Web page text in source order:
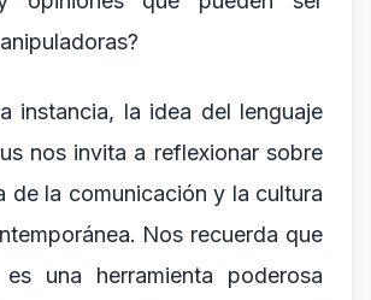
instancia, la idea del lenguaje
nos invita a reflexionar sobre
de la comunicación y la cultura
Nos recuerda que
una herramienta poderosa